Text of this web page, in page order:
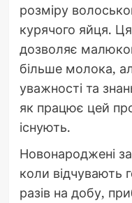
розміру
курячого яйця.
дозволяє
більше молока,
уважності та
як працює цей
існують.
Новонароджені
коли відчувають
разів на добу,